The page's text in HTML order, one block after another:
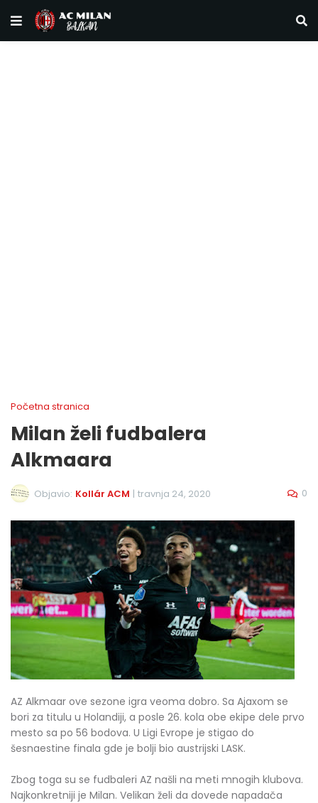
Početna stranica
Milan želi fudbalera
Alkmaara
Objavio: Kollár ACM | travnja 24, 2020 0
AZ Alkmaar ove sezone igra veoma dobro. Sa Ajaxom se
bori za titulu u Holandiji, a posle 26. kola obe ekipe dele prvo
mesto sa po 56 bodova. U Ligi Evrope je stigao do
šesnaestine finala gde je bolji bio austrijski LASK.
Zbog toga su se fudbaleri AZ našli na meti mnogih klubova.
Najkonkretniji je Milan. Velikan želi da dovede napadača